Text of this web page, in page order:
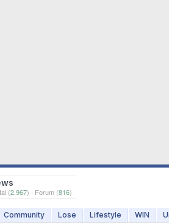
(2.967) · Forum (816)
Community Lose Lifestyle WIN